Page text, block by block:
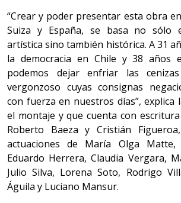
“Crear y poder presentar esta obra
Suiza y España, se basa no sólo
artística sino también histórica. A 31
la democracia en Chile y 38 años
podemos dejar enfriar las
vergonzoso cuyas consignas
con fuerza en nuestros días”, explica
el montaje y que cuenta con escritura
Roberto Baeza y Cristián
actuaciones de María Olga Matte,
Eduardo Herrera, Claudia Vergara,
Julio Silva, Lorena Soto, Rodrigo
Águila y Luciano Mansur.